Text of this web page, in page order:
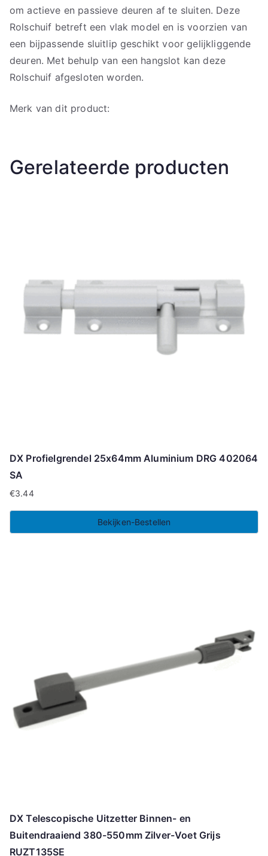
om actieve en passieve deuren af te sluiten. Deze
Rolschuif betreft een vlak model en is voorzien van
een bijpassende sluitlip geschikt voor gelijkliggende
deuren. Met behulp van een hangslot kan deze
Rolschuif afgesloten worden.
Merk van dit product:
Gerelateerde producten
DX Profielgrendel 25x64mm Aluminium DRG 402064
SA
€3.44
Bekijken-Bestellen
DX Telescopische Uitzetter Binnen- en
Buitendraaiend 380-550mm Zilver-Voet Grijs
RUZT135SE